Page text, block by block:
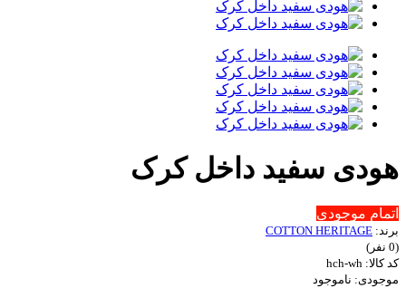
هودی سفید داخل کرک
اتمام موجودی
برند: COTTON HERITAGE
(0 نفر)
کد کالا: hch-wh
موجودی: ناموجود